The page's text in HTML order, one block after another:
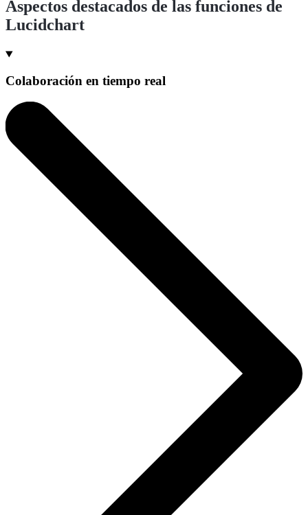
Aspectos destacados de las funciones de
Lucidchart
Colaboración en tiempo real